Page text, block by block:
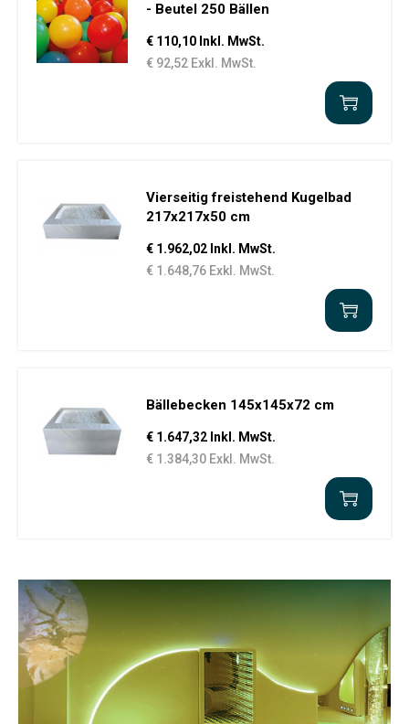
- Beutel 250 Bällen
€ 110,10 Inkl. MwSt.
€ 92,52 Exkl. MwSt.
Vierseitig freistehend Kugelbad
217x217x50 cm
€ 1.962,02 Inkl. MwSt.
€ 1.648,76 Exkl. MwSt.
Bällebecken 145x145x72 cm
€ 1.647,32 Inkl. MwSt.
€ 1.384,30 Exkl. MwSt.